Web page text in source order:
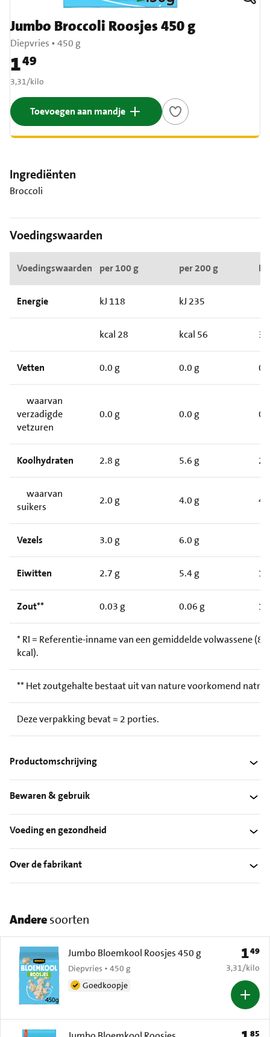
Jumbo Broccoli Roosjes 450 g
Diepvries •450 g
Prijs: € 1,49
149
€ 3,31 per kilo
3,31/kilo
Toevoegen aan mandje
Ingrediënten
Broccoli
Voedingswaarden
Voedingswaarden per 100 g per 200 g RI*
Energie kJ 118 kJ 235
kcal 28 kcal 56
Vetten 0.0 g 0.0 g
waarvan
verzadigde
vetzuren
0.0 g 0.0 g
Koolhydraten 2.8 g 5.6 g
waarvan
suikers
2.0 g 4.0 g
Vezels 3.0 g 6.0 g
Eiwitten 2.7 g 5.4 g
Zout** 0.03 g 0.06 g
* RI = Referentie-inname van een gemiddelde volwassene
kcal).
** Het zoutgehalte bestaat uit van nature voorkomend
Deze verpakking bevat ≈ 2 porties.
Productomschrijving
Bewaren & gebruik
Voeding en gezondheid
Over de fabrikant
Anderesoorten
Jumbo Bloemkool Roosjes 450 g
Diepvries • 450 g
Goedkoopje
Prijs:
149
€ 3,31 per
3,31/kilo
85